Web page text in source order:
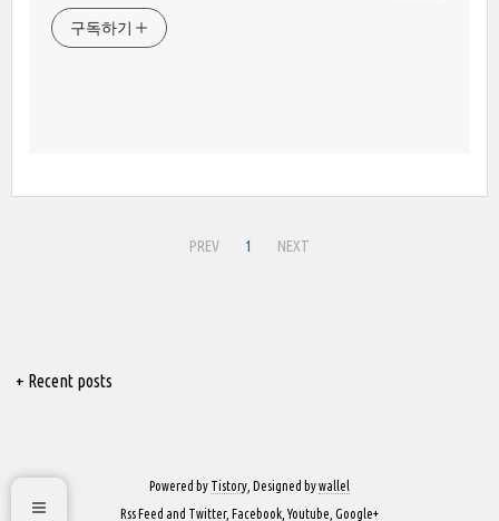
구독하기
PREV 1 NEXT
+ Recent posts
Powered by Tistory , Designed bywallel
Rss Feed and Twitter, Facebook ,Youtube Google+